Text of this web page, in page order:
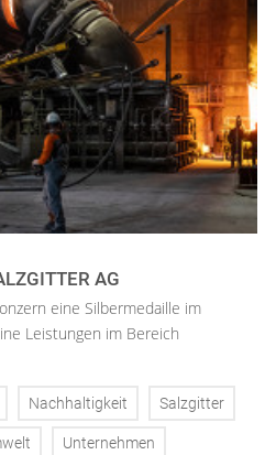
AG
eine Silbermedaille im
Leistungen im Bereich
Nachhaltigkeit Salzgitter
Unternehmen